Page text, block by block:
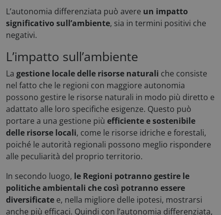
L’autonomia differenziata può avere un impatto
significativo sull’ambiente, sia in termini positivi che
negativi.
L’impatto sull’ambiente
La gestione locale delle risorse naturali che consiste
nel fatto che le regioni con maggiore autonomia
possono gestire le risorse naturali in modo più diretto e
adattato alle loro specifiche esigenze. Questo può
portare a una gestione più efficiente e sostenibile
delle risorse locali, come le risorse idriche e forestali,
poiché le autorità regionali possono meglio rispondere
alle peculiarità del proprio territorio.
In secondo luogo, le Regioni potranno gestire le
politiche ambientali che così potranno essere
diversificate e, nella migliore delle ipotesi, mostrarsi
anche più efficaci. Quindi con l’autonomia differenziata,
Preferenze
Necessari Statistici
Marketing
Preferenze
I cookie necessari contribuiscono a rendere fruibile
il sito web abilitandone funzionalità di base quali la
navigazione sulle pagine e l'accesso alle aree
protette del sito. Il sito web non è in grado di
funzionare correttamente senza questi cookie.
x-ms-cpim-csrf
Microsoft
.access.consulcesi.it